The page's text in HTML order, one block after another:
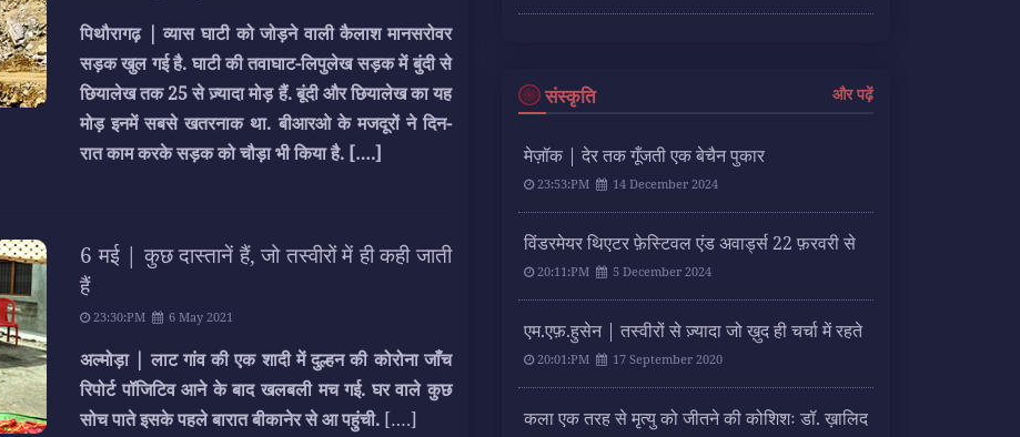
पिथौरागढ़ | व्यास घाटी को जोड़ने वाली कैलाश मानसरोवर
सड़क खुल गई है. घाटी की तवाघाट-लिपुलेख सड़क में बुंदी से
छियालेख तक 25 से ज़्यादा मोड़ हैं. बूंदी और छियालेख का यह
मोड़ इनमें सबसे खतरनाक था. बीआरओ के मजदूरों ने दिन-
रात काम करके सड़क को चौड़ा भी किया है. [….]
6 मई | कुछ दास्तानें हैं, जो तस्वीरों में ही कही जाती
हैं
23:30:PM 6 May 2021
अल्मोड़ा | लाट गांव की एक शादी में दुल्हन की कोरोना जाँच
रिपोर्ट पॉजिटिव आने के बाद खलबली मच गई. घर वाले कुछ
सोच पाते इसके पहले बारात बीकानेर से आ पहुंची. [….]
संस्कृति और पढ़ें
मेज़ॉक | देर तक गूँजती एक बेचैन पुकार
23:53:PM 14 December 2024
विंडरमेयर थिएटर फ़ेस्टिवल एंड अवार्ड्स 22 फ़रवरी से
20:11:PM 5 December 2024
एम.एफ़.हुसेन | तस्वीरों से ज़्यादा जो ख़ुद ही चर्चा में रहते
20:01:PM 17 September 2020
कला एक तरह से मृत्यु को जीतने की कोशिशः डॉ. ख़ालिद